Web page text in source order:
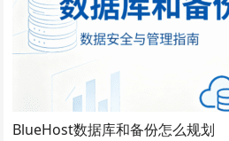
BlueHost数据库和备份怎么规划